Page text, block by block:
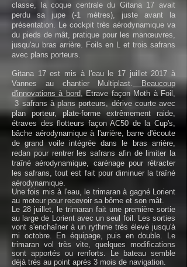
classe, la coque centrale du Gitana 17 avait
perdu sa jupe (-1 mètres), juste avant la
présentation. Le cockpit très aérodynamique va
du pieds de mât, pratique pour les manœuvres,
jusqu'au bras arrière. Foils en L et trois safrans
avec plans porteurs.
Gitana 17 est mis à l'eau le 17 juillet 2017 à
Vannes au chantier Multiplast. Beaucoup
d'innovations à bord, Etrave façon Moth à Foil,
3 safrans à plans porteurs, dérive courte avec
plan porteur, plate-forme extrêmement raide,
étraves des flotteurs façon AC50 de la Cup's,
bâche aérodynamique à l'arrière, barre d'écoute
de grand voile intégrée dans le bras arrière,
redan pour rentrer les safrans afin de limiter la
traîné aérodynamique, carénage pour rétracter
les safrans, tout est fait pour diminuer la traîné
aérodynamique.
Une fois mis à l'eau, le trimaran à gagné Lorient
au moteur pour recevoir sa bôme et son mât.
Le 28 juillet, le trimaran fait une première sortie
au large de Lorient avec un seul foil. Les sorties
vont s'enchaîner à un rythme très élevé jusqu'à
mi octobre. En équipage, puis en double. Le
trimaran vol très vite, quelques modifications
sont apportés ou renforts. Le bateau semble
déjà très au point après 3 mois de navigation.